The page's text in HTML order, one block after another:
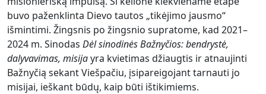
buvo paženklinta Dievo tautos „tikėjimo jausmo“
išmintimi. Žingsnis po žingsnio supratome, kad 2021–
2024 m. Sinodas Dėl sinodinės Bažnyčios: bendrystė,
dalyvavimas, misijayra kvietimas džiaugtis ir atnaujinti
Bažnyčią sekant Viešpačiu, įsipareigojant tarnauti jo
misijai, ieškant būdų, kaip būti ištikimiems.